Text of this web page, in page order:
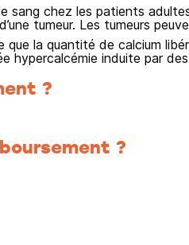
sang chez les patients
tumeur. Les tumeurs
la quantité de calcium
hypercalcémie induite par
?
?